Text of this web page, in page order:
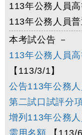
113年公務人員
113年公務人員
本考試公告 －
113年公務人員
【113/3/1】
公告113年公務
第二試口試評分
增列113年公務
需用名額 【113/